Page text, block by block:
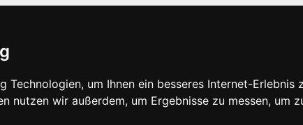
um Ihnen ein besseres Internet-
nutzen wir außerdem, um Ergebnisse zu messen, um